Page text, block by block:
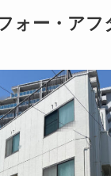
ォー・アフ